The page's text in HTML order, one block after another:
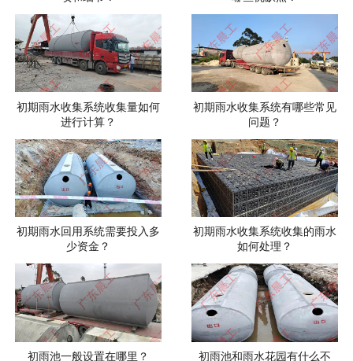
初期雨水收集系统收集量如何
进行计算？
初期雨水收集系统有哪些常见
问题？
初期雨水回用系统需要投入多
少资金？
初期雨水收集系统收集的雨水
如何处理？
初雨池一般设置在哪里？ 初雨池和雨水花园有什么不